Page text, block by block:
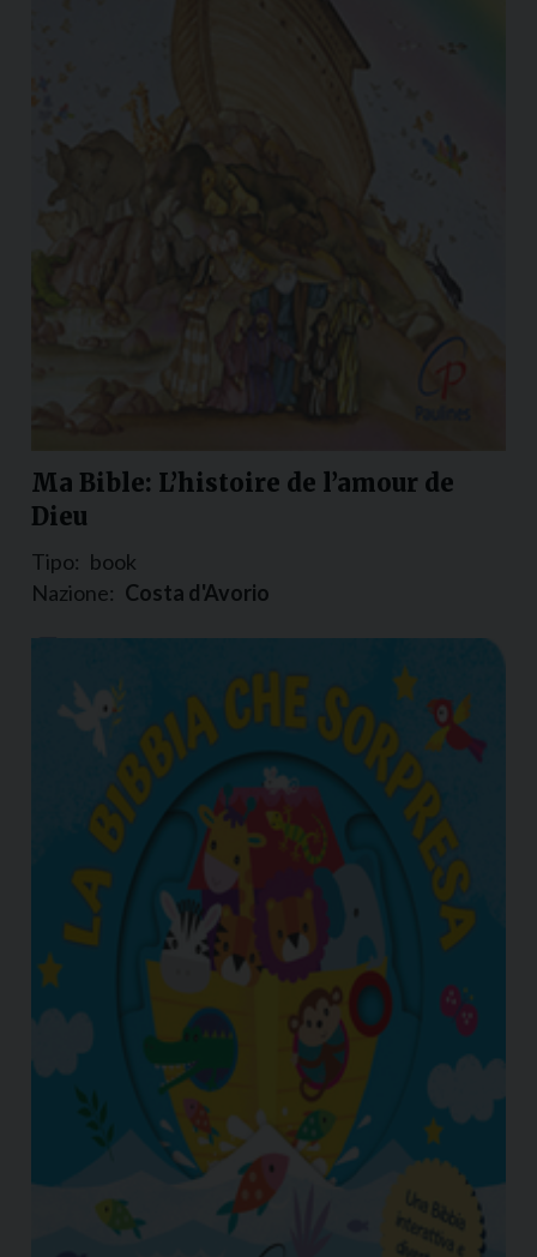
Ma Bible: L’histoire de l’amour de
Dieu
Tipo: book
Nazione: Costa d'Avorio